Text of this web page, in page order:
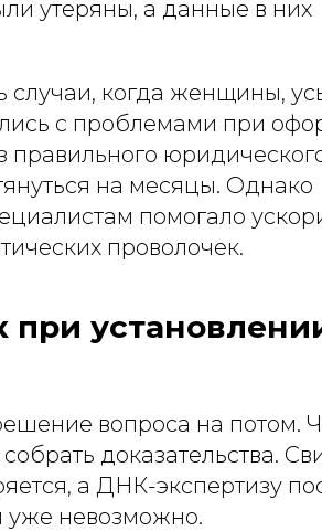
утеряны, а данные в них
случаи, когда женщины,
с проблемами при
правильного
на месяцы. Однако
помогало
проволочек.
при
вопроса на потом.
доказательства.
а ДНК-экспертизу
уже невозможно.